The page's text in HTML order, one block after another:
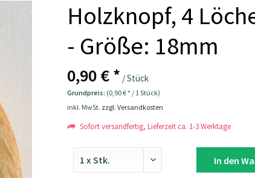
Holzknopf, 4
- Größe: 18mm
0,90 € * / Stück
Grundpreis: (0,90 € * / 1 Stück)
inkl. MwSt. zzgl. Versandkosten
Sofort versandfertig, Lieferzeit ca. 1-3 Werktage
In den